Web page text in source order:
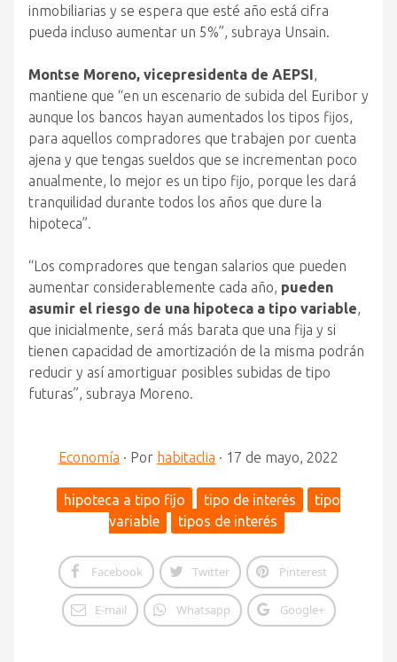
inmobiliarias y se espera que esté año está cifra
pueda incluso aumentar un 5%”, subraya Unsain.
Montse Moreno, vicepresidenta de AEPSI,
mantiene que “en un escenario de subida del Euribor y
aunque los bancos hayan aumentados los tipos fijos,
para aquellos compradores que trabajen por cuenta
ajena y que tengas sueldos que se incrementan poco
anualmente, lo mejor es un tipo fijo, porque les dará
tranquilidad durante todos los años que dure la
hipoteca”.
“Los compradores que tengan salarios que pueden
aumentar considerablemente cada año, pueden
asumir el riesgo de una hipoteca a tipo variable,
que inicialmente, será más barata que una fija y si
tienen capacidad de amortización de la misma podrán
reducir y así amortiguar posibles subidas de tipo
futuras”, subraya Moreno.
Economía · Por habitaclia · 17 de mayo, 2022
hipoteca a tipo fijo tipo de interés
tipo
variable
tipos de interés
Facebook Twitter Pinterest
E-mail Whatsapp Google+